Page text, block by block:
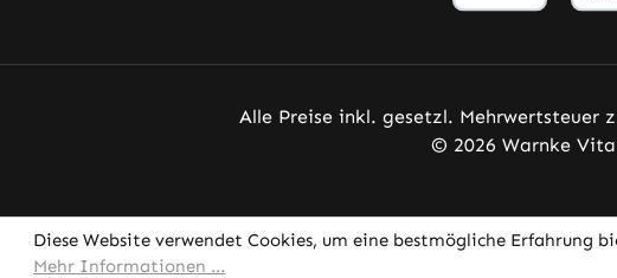
Alle Preise inkl. gesetzl. Mehrwertsteuer
© 2026 Warnke
Diese Website verwendet Cookies, um eine bestmögliche Erfahrung
Mehr Informationen ...